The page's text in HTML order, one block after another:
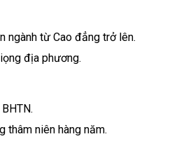
ngành từ Cao đẳng trở lên.
địa phương.
thâm niên hàng năm.